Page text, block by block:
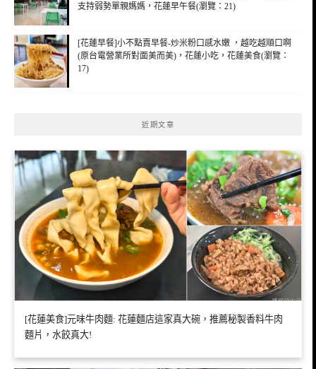
支持弱勢單親媽媽，花蓮早午餐(瀏覽：21)
[花蓮早餐]小不點賣早餐-炒米粉口感水嫩 ，越吃越順口啊
(原台電營業所對面美而美)，花蓮小吃，花蓮美食(瀏覽：
17)
近期文章
[花蓮美食]元味牛肉麵: 花蓮麵店這家真大碗，推薦秘製香料牛肉
麵片，水餃真大!